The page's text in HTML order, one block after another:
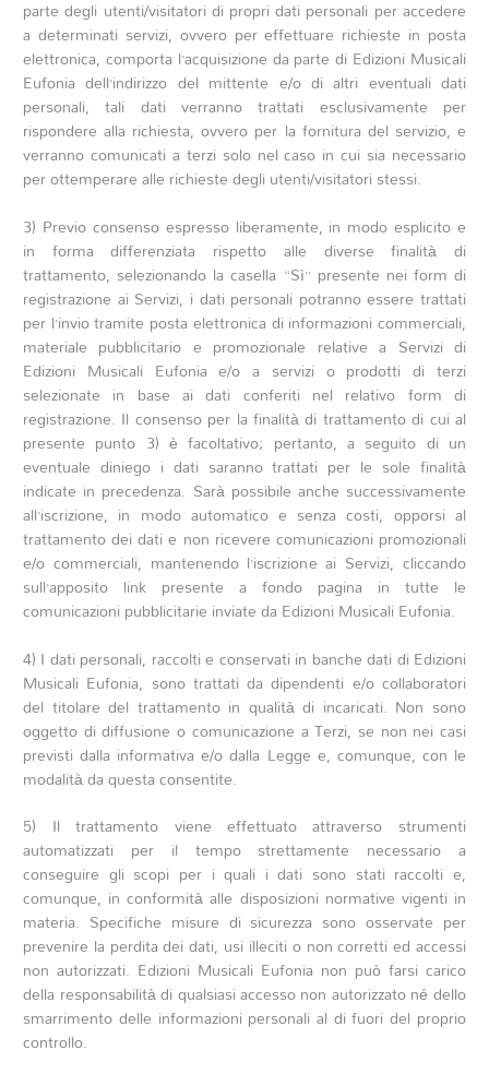
parte degli utenti/visitatori di propri dati personali per accedere
a determinati servizi, ovvero per effettuare richieste in posta
elettronica, comporta l’acquisizione da parte di Edizioni Musicali
Eufonia dell’indirizzo del mittente e/o di altri eventuali dati
personali, tali dati verranno trattati esclusivamente per
rispondere alla richiesta, ovvero per la fornitura del servizio, e
verranno comunicati a terzi solo nel caso in cui sia necessario
per ottemperare alle richieste degli utenti/visitatori stessi.
3) Previo consenso espresso liberamente, in modo esplicito e
in forma differenziata rispetto alle diverse finalità di
trattamento, selezionando la casella “Sì” presente nei form di
registrazione ai Servizi, i dati personali potranno essere trattati
per l’invio tramite posta elettronica di informazioni commerciali,
materiale pubblicitario e promozionale relative a Servizi di
Edizioni Musicali Eufonia e/o a servizi o prodotti di terzi
selezionate in base ai dati conferiti nel relativo form di
registrazione. Il consenso per la finalità di trattamento di cui al
presente punto 3) è facoltativo; pertanto, a seguito di un
eventuale diniego i dati saranno trattati per le sole finalità
indicate in precedenza. Sarà possibile anche successivamente
all’iscrizione, in modo automatico e senza costi, opporsi al
trattamento dei dati e non ricevere comunicazioni promozionali
e/o commerciali, mantenendo l’iscrizione ai Servizi, cliccando
sull’apposito link presente a fondo pagina in tutte le
comunicazioni pubblicitarie inviate da Edizioni Musicali Eufonia.
4) I dati personali, raccolti e conservati in banche dati di Edizioni
Musicali Eufonia, sono trattati da dipendenti e/o collaboratori
del titolare del trattamento in qualità di incaricati. Non sono
oggetto di diffusione o comunicazione a Terzi, se non nei casi
previsti dalla informativa e/o dalla Legge e, comunque, con le
modalità da questa consentite.
5) Il trattamento viene effettuato attraverso strumenti
automatizzati per il tempo strettamente necessario a
conseguire gli scopi per i quali i dati sono stati raccolti e,
comunque, in conformità alle disposizioni normative vigenti in
materia. Specifiche misure di sicurezza sono osservate per
prevenire la perdita dei dati, usi illeciti o non corretti ed accessi
non autorizzati. Edizioni Musicali Eufonia non può farsi carico
della responsabilità di qualsiasi accesso non autorizzato né dello
smarrimento delle informazioni personali al di fuori del proprio
controllo.